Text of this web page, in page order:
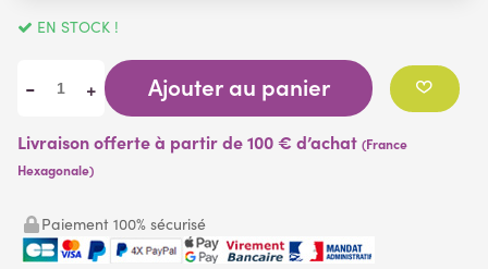
EN STOCK !
- + Ajouter au panier
Livraison offerte à partir de 100 € d’achat (France
Hexagonale)
Paiement 100% sécurisé